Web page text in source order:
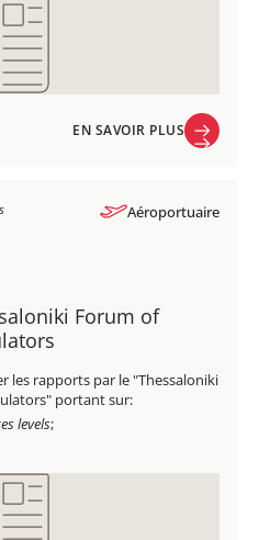
EN SAVOIR PLUS
Aéroportuaire
Forum of
les rapports par le "Thessaloniki
portant sur:
levels;